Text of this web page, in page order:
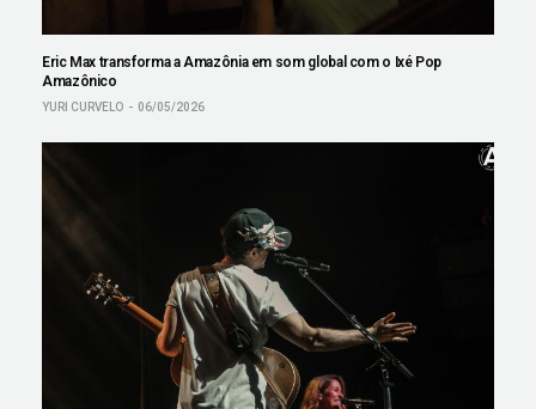
Eric Max transforma a Amazônia em som global com o Ixé Pop
Amazônico
YURI CURVELO 06/05/2026